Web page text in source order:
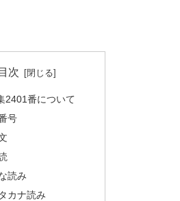
目次
2401番について
号
読み
カナ読み